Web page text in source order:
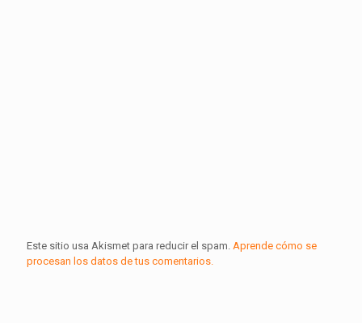
Este sitio usa Akismet para reducir el spam. Aprende cómo se
procesan los datos de tus comentarios.